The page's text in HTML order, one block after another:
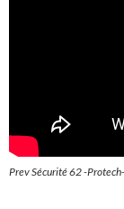
Prev Sécurité 62 -